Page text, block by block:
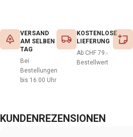
VERSAND
AM SELBEN
TAG
Bei
Bestellungen
bis 16:00 Uhr
KOSTENLOSE
LIEFERUNG
Ab CHF 79.-
Bestellwert
KUNDENREZENSIONEN